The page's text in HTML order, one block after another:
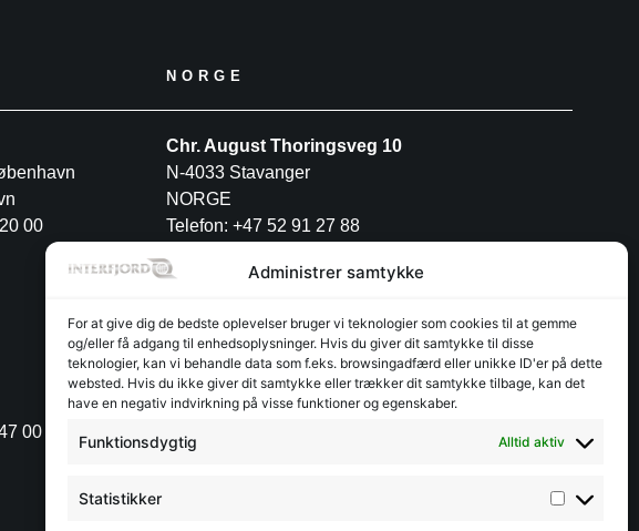
Administrer samtykke
For at give dig de bedste oplevelser bruger vi teknologier som cookies til at gemme
og/eller få adgang til enhedsoplysninger. Hvis du giver dit samtykke til disse
teknologier, kan vi behandle data som f.eks. browsingadfærd eller unikke ID'er på dette
websted. Hvis du ikke giver dit samtykke eller trækker dit samtykke tilbage, kan det
have en negativ indvirkning på visse funktioner og egenskaber.
Funktionsdygtig Alltid aktiv
Statistikker
00
00
NORGE
Chr. August Thoringsveg 10
N-4033 Stavanger
NORGE
Telefon: +47 52 91 27 88
INTERFJORD POLAND S.A
Przemysłowa 12
PL-30-701 Kraków
Telefon: +48 12 3462944